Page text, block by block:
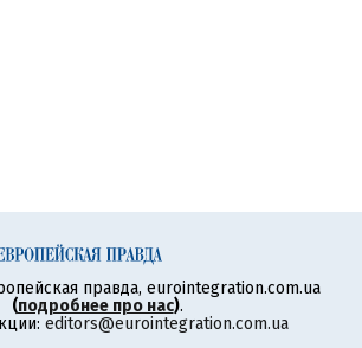
правда, eurointegration.com.ua
(подробнее про нас).
editors@eurointegration.com.ua